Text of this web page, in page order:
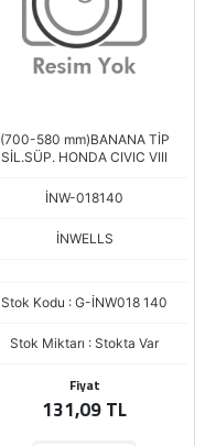
(700-580 mm)BANANA TİP
SİL.SÜP. HONDA CIVIC VIII
İNW-018140
İNWELLS
Stok Kodu : G-İNW018 140
Stok Miktarı : Stokta Var
Fiyat
131,09 TL